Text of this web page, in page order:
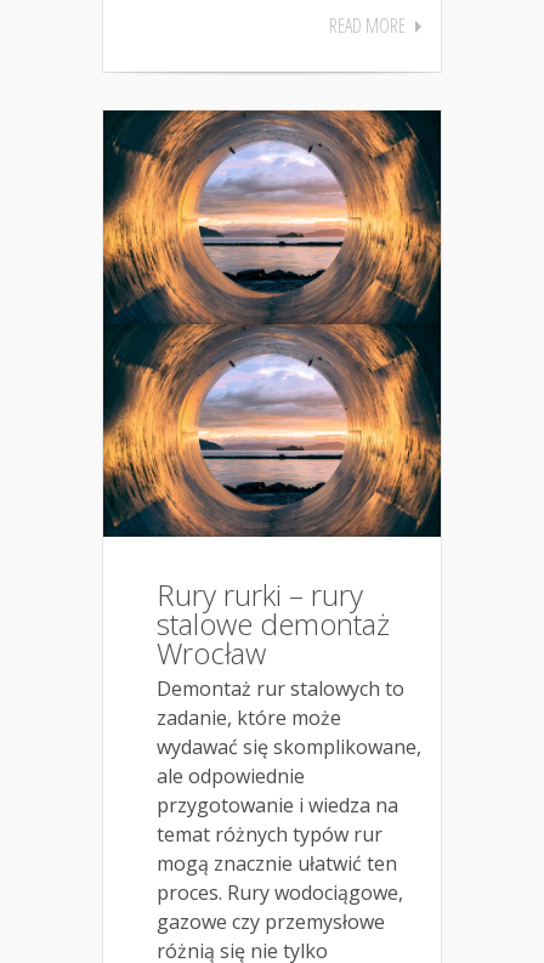
READ MORE
Rury rurki – rury
stalowe demontaż
Wrocław
Demontaż rur stalowych to
zadanie, które może
wydawać się skomplikowane,
ale odpowiednie
przygotowanie i wiedza na
temat różnych typów rur
mogą znacznie ułatwić ten
proces. Rury wodociągowe,
gazowe czy przemysłowe
różnią się nie tylko